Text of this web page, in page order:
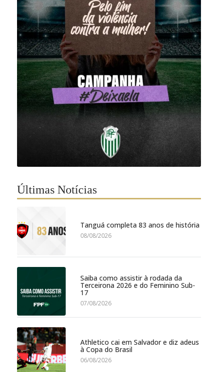
Últimas Notícias
Tanguá completa 83 anos de história
08/08/2026
Saiba como assistir à rodada da
Terceirona 2026 e do Feminino Sub-
17
07/08/2026
Athletico cai em Salvador e diz adeus
à Copa do Brasil
06/08/2026